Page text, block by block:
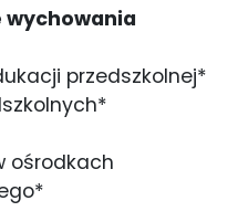
wychowania
przedszkolnej*
ośrodkach